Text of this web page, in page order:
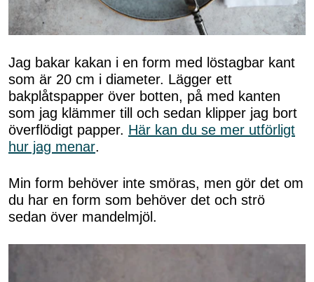
Jag bakar kakan i en form med löstagbar kant
som är 20 cm i diameter. Lägger ett
bakplåtspapper över botten, på med kanten
som jag klämmer till och sedan klipper jag bort
överflödigt papper. Här kan du se mer utförligt
hur jag menar.
Min form behöver inte smöras, men gör det om
du har en form som behöver det och strö
sedan över mandelmjöl.